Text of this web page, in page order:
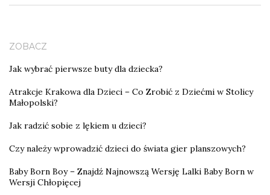
ZOBACZ
Jak wybrać pierwsze buty dla dziecka?
Atrakcje Krakowa dla Dzieci – Co Zrobić z Dziećmi w Stolicy
Małopolski?
Jak radzić sobie z lękiem u dzieci?
Czy należy wprowadzić dzieci do świata gier planszowych?
Baby Born Boy – Znajdź Najnowszą Wersję Lalki Baby Born w
Wersji Chłopięcej